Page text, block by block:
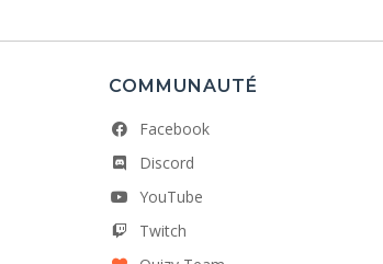
COMMUNAUTÉ
Facebook
Discord
YouTube
Twitch